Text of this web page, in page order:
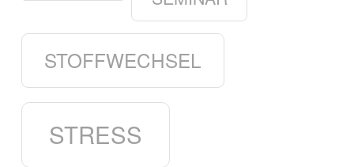
STOFFWECHSEL
STRESS